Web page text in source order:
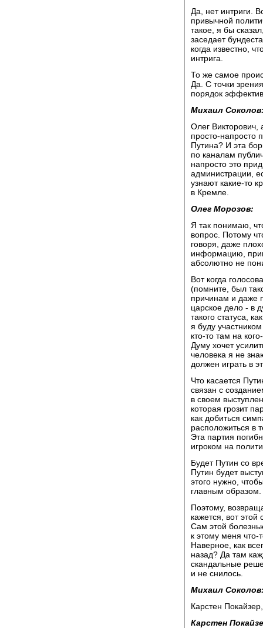
Да, нет интриги.
привычной
такое, я бы
заседает
когда известно,
интрига.
То же самое
Да. С точки
порядок
Михаил
Олег Викторович,
просто-напросто
Путина? И эта
по каналам
напросто это
администрации,
узнают какие-то
в Кремле.
Олег Морозов:
Я так понимаю,
вопрос. Потому
говоря, даже
информацию,
абсолютно не
Вот когда
(помните, был
причинам и даже
царское дело - в
такого статуса,
я буду
кто-то там на
Думу хочет
человека я не
должен играть в
Что касается
связан с
в своем
которая грозит
как добиться
расположиться в
Эта партия
игроком на
Будет Путин со
Путин будет
этого нужно,
главным образом.
Поэтому,
кажется, вот
Сам этой
к этому меня что-
Наверное, как
назад? Да там
скандальные
и не снилось.
Михаил
Карстен
Карстен